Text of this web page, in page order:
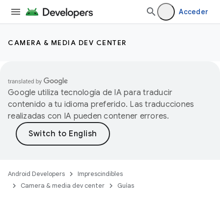
Acceder
CAMERA & MEDIA DEV CENTER
Google utiliza tecnología de IA para traducir
contenido a tu idioma preferido. Las traducciones
realizadas con IA pueden contener errores.
Android Developers
Imprescindibles
Camera & media dev center
Guías